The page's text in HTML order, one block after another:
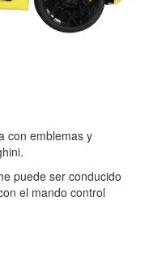
con emblemas y
puede ser conducido
el mando control